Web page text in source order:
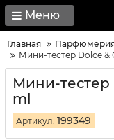
Меню
Главная
Мини-тестер Dolce &
Мини-тестер
ml
Артикул: 199349